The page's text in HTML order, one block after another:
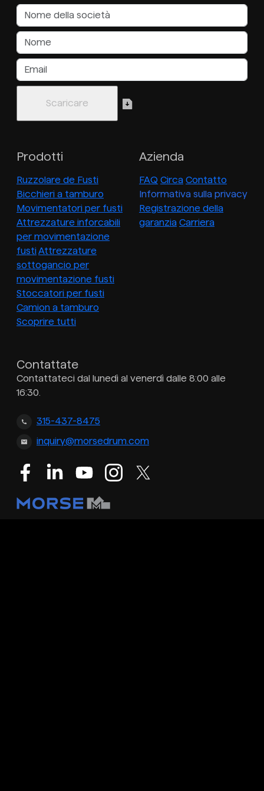
Prodotti
Ruzzolare de Fusti
Bicchieri a tamburo
Movimentatori per fusti
Attrezzature inforcabili
per movimentazione
fustiAttrezzature
sottogancio per
movimentazione fusti
Stoccatori per fusti
Camion a tamburo
Scoprire tutti
Azienda
FAQ Circa Contatto
Informativa sulla privacy
Registrazione della
garanzia Carriera
Contattate
Contattateci dal lunedì al venerdì dalle 8:00 alle
16:30.
315-437-8475
inquiry@morsedrum.com